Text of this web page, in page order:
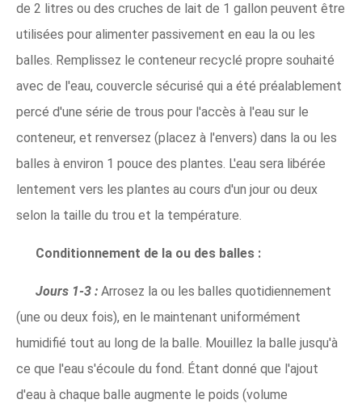
de 2 litres ou des cruches de lait de 1 gallon peuvent être
utilisées pour alimenter passivement en eau la ou les
balles. Remplissez le conteneur recyclé propre souhaité
avec de l'eau, couvercle sécurisé qui a été préalablement
percé d'une série de trous pour l'accès à l'eau sur le
conteneur, et renversez (placez à l'envers) dans la ou les
balles à environ 1 pouce des plantes. L'eau sera libérée
lentement vers les plantes au cours d'un jour ou deux
selon la taille du trou et la température.
Conditionnement de la ou des balles :
Jours 1-3 : Arrosez la ou les balles quotidiennement
(une ou deux fois), en le maintenant uniformément
humidifié tout au long de la balle. Mouillez la balle jusqu'à
ce que l'eau s'écoule du fond. Étant donné que l'ajout
d'eau à chaque balle augmente le poids (volume